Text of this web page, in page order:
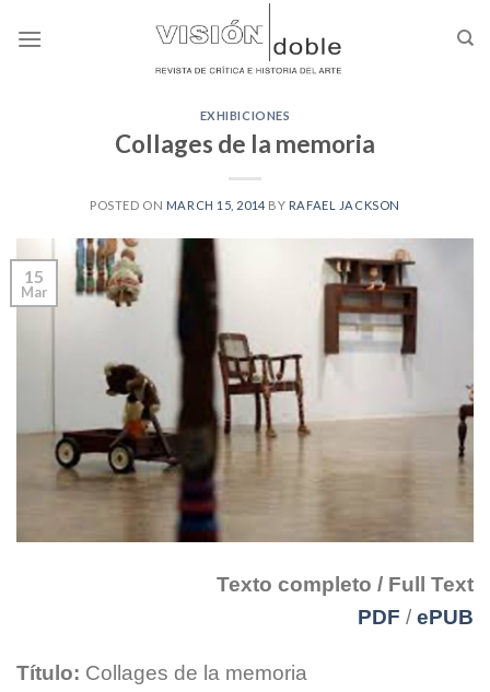
EXHIBICIONES
Collages de la memoria
POSTED ON MARCH 15, 2014 BY RAFAEL JACKSON
15
Mar
Texto completo / Full Text
PDF / ePUB
Título: Collages de la memoria